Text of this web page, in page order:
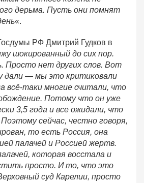
дерьма. Пусть они помнят
«.
РФ Дмитрий Гудков в
шокированный до сих пор.
Просто нет других слов. Вот
дали — мы это критиковали
всё-таки многие считали, что
Потому что он уже
3,5 года и все ожидали, что
сейчас, честно говоря,
то есть Россия, она
палачей и Россией жертв.
которая восстала и
просто. И то, что это
суд Карелии, просто